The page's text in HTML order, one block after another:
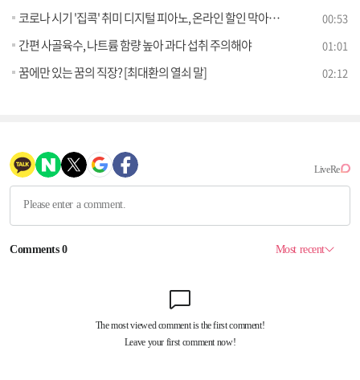
코로나 시기 '집콕' 취미 디지털 피아노, 온라인 할인 막아 고가 유지한 업계 1위 '영창' 제재 00:53
간편 사골육수, 나트륨 함량 높아 과다 섭취 주의해야 01:01
꿈에만 있는 꿈의 직장? [최대환의 열쇠 말] 02:12